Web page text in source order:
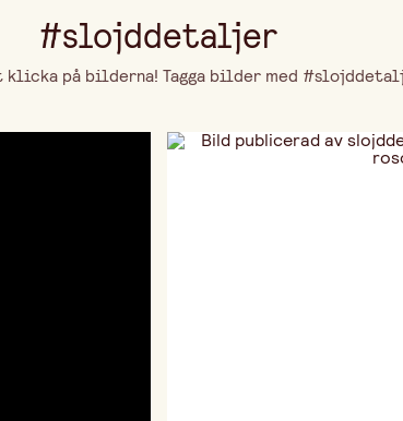
#slojddetaljer
klicka på bilderna! Tagga bilder med